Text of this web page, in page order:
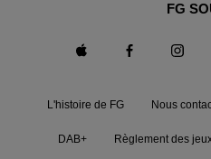
FG
L'histoire de FG Nous
DAB+ Règlement des